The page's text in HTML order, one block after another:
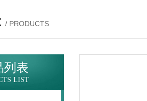
/ PRODUCTS
列表
LIST